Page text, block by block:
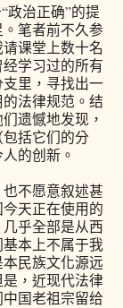
治正确”的提
笔者前不久参
课堂上数十名
学习过的所有
里，寻找出一
法律规范。结
遗憾地发现，
括它们的分
的创新。
不愿意叙述甚
天正在使用的
乎全部是从西
本上不属于我
民族文化源远
，近现代法律
国老祖宗留给